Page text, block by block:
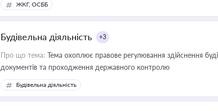
ЖКГ, ОСББ
Будівельна діяльність +3
Про що тема: Тема охоплює правове регулювання здійснення
документів та проходження державного контролю
Будівельна діяльність